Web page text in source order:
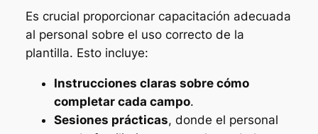
Es crucial proporcionar capacitación adecuada
al personal sobre el uso correcto de la
plantilla. Esto incluye:
Instrucciones claras sobre cómo
completar cada campo.
Sesiones prácticas, donde el personal